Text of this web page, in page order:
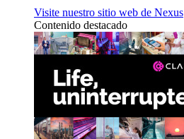
Visite nuestro sitio web de Nexus
Contenido destacado